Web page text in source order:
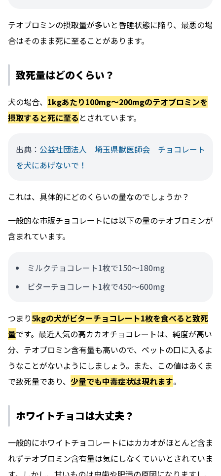
テオブロミンの摂取量が多いと昏睡状態に陥り、最悪の場
合はそのまま死に至ることがあります。
致死量はどのくらい？
犬の場合、 1kgあたり100mg〜200mgのテオブロミンを
摂取すると死に至る とされています。
出典： 公益社団法人 埼玉県獣医師会 チョコレート
を犬にあげないで！
これは、具体的にどのくらいの量なのでしょうか？
一般的な市販チョコレートには以下の量のテオブロミンが
含まれています。
ミルクチョコレート1枚で150〜180mg
ビターチョコレート1枚で450〜600mg
つまり5kgの犬がビターチョコレート1枚を食べると致死
量です。最近人気の高カカオチョコレートは、純度が高い
分、テオブロミン含有量も高いので、ペットの口に入るよ
うなことがないようにしましょう。また、この値はあくま
で致死量であり、 少量でも中毒症状は現れます。
ホワイトチョコは大丈夫？
一般的にホワイトチョコレートにはカカオがほとんど含ま
れずテオブロミン含有量は気にしなくていいとされていま